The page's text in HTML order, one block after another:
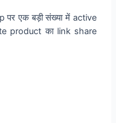
पर एक बड़ी संख्या में active
product का link share